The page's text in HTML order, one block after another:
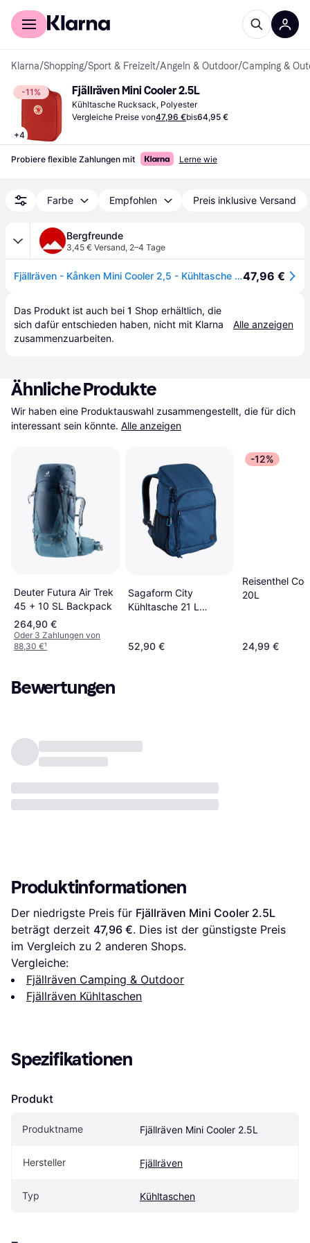
Für Shopper
Klarna/Shopping/Sport & Freizeit/Angeln & Outdoor/Camping &
-11%
+4
Fjällräven Mini Cooler 2.5L
Kühltasche Rucksack, Polyester
Vergleiche Preise von47,96 €bis64,95 €
Probiere flexible Zahlungen mit Lerne wie
Farbe Empfohlen Preis inklusive Versand
Bergfreunde
3,45 € Versand, 2–4 Tage
Fjällräven - Kånken Mini Cooler 2,5 - Kühltasche Gr 2,5 l türkis47,96 €
Das Produkt ist auch bei 1 Shop erhältlich, die
sich dafür entschieden haben, nicht mit Klarna
zusammenzuarbeiten.
Alle anzeigen
Ähnliche Produkte
Wir haben eine Produktauswahl zusammengestellt, die für dich
interessant sein könnte. Alle anzeigen
Deuter Futura Air Trek
45 + 10 SL Backpack
264,90 €
Oder 3 Zahlungen von
88,30 €¹
Sagaform City
Kühltasche 21 L
5018377
52,90 €
-12%
Reisenthel
20L
24,99 €
Bewertungen
Produktinformationen
Der niedrigste Preis für Fjällräven Mini Cooler 2.5L
beträgt derzeit 47,96 €. Dies ist der günstigste Preis
im Vergleich zu 2 anderen Shops.
Vergleiche:
Fjällräven Camping & Outdoor
Fjällräven Kühltaschen
Spezifikationen
Produkt
Produktname Fjällräven Mini Cooler 2.5L
Hersteller Fjällräven
Typ Kühltaschen